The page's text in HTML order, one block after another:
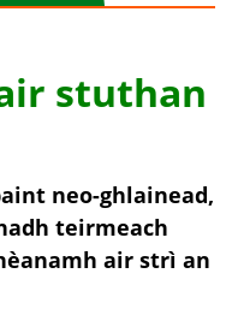
stuthan
neo-ghlainead,
teirmeach
air strì an